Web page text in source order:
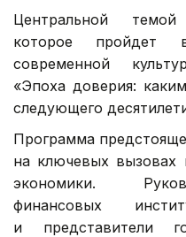
Центральной
которое пройдет
современной
«Эпоха доверия:
следующего
Программа
на ключевых вызовах
экономики.
финансовых
и представители